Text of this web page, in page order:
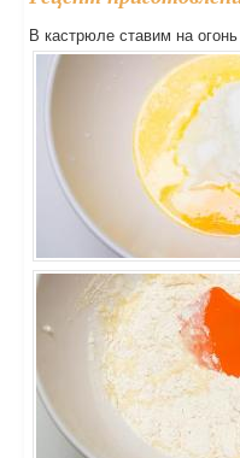
В кастрюле ставим на